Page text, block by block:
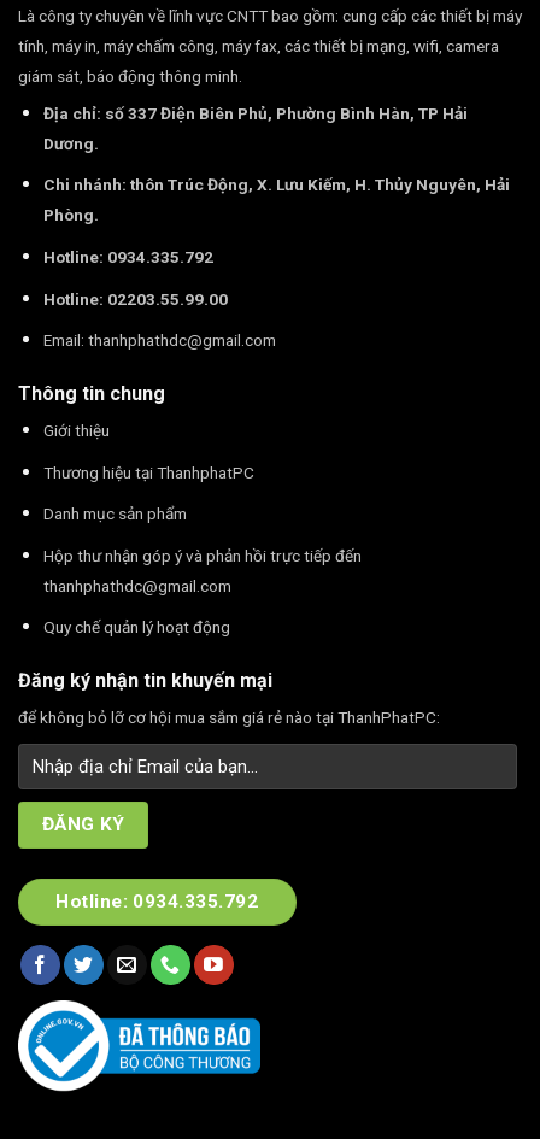
Là công ty chuyên về lĩnh vực CNTT bao gồm: cung cấp các thiết bị máy
tính, máy in, máy chấm công, máy fax, các thiết bị mạng, wifi, camera
giám sát, báo động thông minh.
Địa chỉ: số 337 Điện Biên Phủ, Phường Bình Hàn, TP Hải
Dương.
Chi nhánh: thôn Trúc Động, X. Lưu Kiếm, H. Thủy Nguyên, Hải
Phòng.
Hotline: 0934.335.792
Hotline: 02203.55.99.00
Email: thanhphathdc@gmail.com
Thông tin chung
Giới thiệu
Thương hiệu tại ThanhphatPC
Danh mục sản phẩm
Hộp thư nhận góp ý và phản hồi trực tiếp đến
thanhphathdc@gmail.com
Quy chế quản lý hoạt động
Đăng ký nhận tin khuyến mại
để không bỏ lỡ cơ hội mua sắm giá rẻ nào tại ThanhPhatPC:
Hotline: 0934.335.792